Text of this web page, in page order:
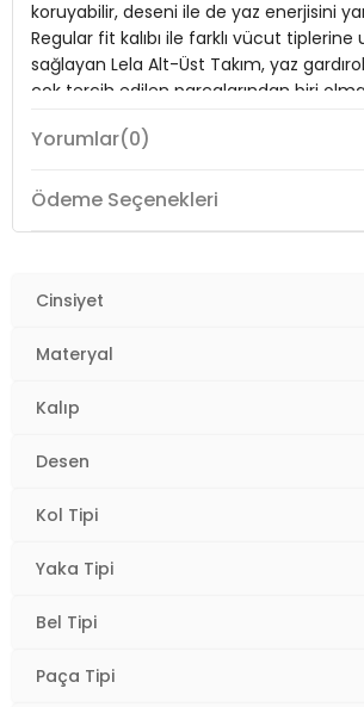
Kol Tipi:Truvakar Kol
Kumaş Tipi:Belirtilmemiş
Boy:Standart
Kalınlık:Orta
Yaş Grubu:
Menşei:Türkiye
koruyabilir, deseni ile de yaz enerjisini
Regular fit kalıbı ile farklı vücut tiplerine
sağlayan Lela Alt-Üst Takım, yaz
çok tercih edilen parçalarından biri
Paça Tipi:
Yorumlar(0)
Ödeme Seçenekleri
Cinsiyet
Materyal
Kalıp
Desen
Kol Tipi
Yaka Tipi
Bel Tipi
Paça Tipi